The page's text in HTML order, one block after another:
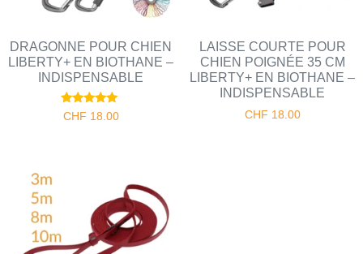
DRAGONNE POUR CHIEN
LIBERTY+ EN BIOTHANE –
INDISPENSABLE
Note
CHF 18.00
LAISSE COURTE POUR
CHIEN POIGNÉE 35 CM
LIBERTY+ EN BIOTHANE –
INDISPENSABLE
CHF 18.00